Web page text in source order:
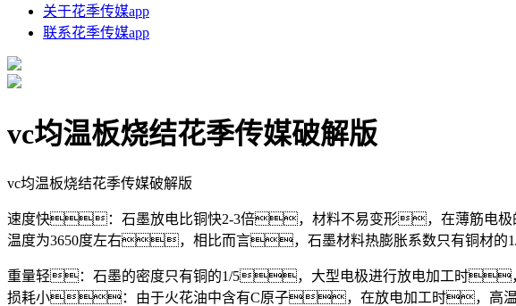
关于花季传媒app
联系花季传媒app
vc均温板烧结花季传媒破解版
vc均温板烧结花季传媒破解版
速度快：石墨放电比铜快2-3倍，材料不易变形，在薄筋电
温度为3650度左右，相比而言，石墨材料热膨胀系数只有铜材的
重量轻：石墨的密度只有铜的1/5，大型电极进行放电加工时
损耗小：由于火花油中含有C原子，在放电加工时，高温